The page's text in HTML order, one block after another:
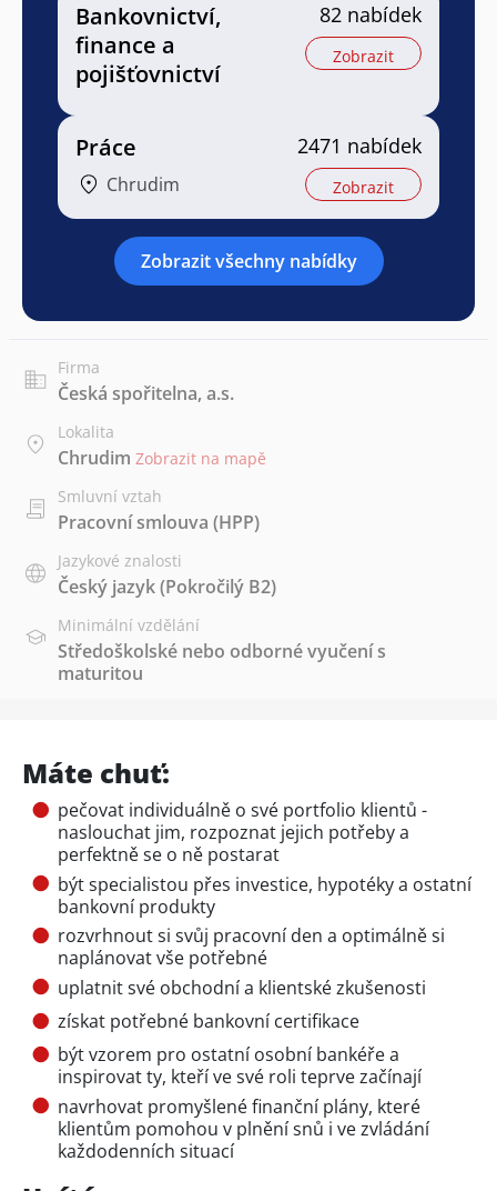
Bankovnictví,
finance a
pojišťovnictví
82 nabídek
Zobrazit
Práce
Chrudim
2471 nabídek
Zobrazit
Zobrazit všechny nabídky
Firma
Česká spořitelna, a.s.
Lokalita
Chrudim Zobrazit na mapě
Smluvní vztah
Pracovní smlouva (HPP)
Jazykové znalosti
Český jazyk(Pokročilý B2)
Minimální vzdělání
Středoškolské nebo odborné vyučení s
maturitou
Máte chuť:
pečovat individuálně o své portfolio klientů -
naslouchat jim, rozpoznat jejich potřeby a
perfektně se o ně postarat
být specialistou přes investice, hypotéky a ostatní
bankovní produkty
rozvrhnout si svůj pracovní den a optimálně si
naplánovat vše potřebné
uplatnit své obchodní a klientské zkušenosti
získat potřebné bankovní certifikace
být vzorem pro ostatní osobní bankéře a
inspirovat ty, kteří ve své roli teprve začínají
navrhovat promyšlené finanční plány, které
klientům pomohou v plnění snů i ve zvládání
každodenních situací